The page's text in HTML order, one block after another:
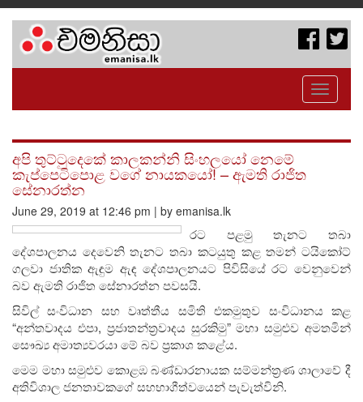
Toggle
අපි තුට්ටුදෙකේ කාලකන්නි සිංහලයෝ නෙමේ
කැප්පෙටිපොළ වගේ නායකයෝ! – ඇමති රාජිත
සේනාරත්න
June 29, 2019 at 12:46 pm | by emanisa.lk
රට පළමු තැනට තබා
දේශපාලනය දෙවෙනි තැනට තබා කටයුතු කළ තමන් ටයිකෝට්
ගලවා ජාතික ඇඳුම ඇඳ දේශපාලනයට පිවිසියේ රට වෙනුවෙන්
බව ඇමති රාජිත සේනාරත්න පවසයි.
සිවිල් සංවිධාන සහ වෘත්තීය සමිති එකමුතුව සංවිධානය කළ
“අන්තවාදය එපා, ප්‍රජාතන්ත්‍රවාදය සුරකිමු” මහා සමුළුව අමතමින්
සෞඛ්‍ය අමාත්‍යවරයා මේ බව ප්‍රකාශ කළේය.
මෙම මහා සමුළුව කොළඹ බණ්ඩාරනායක සම්මන්ත්‍රණ ශාලාවේ දී
අතිවිශාල ජනතාවකගේ සහභාගීත්වයෙන් පැවැත්විනි.